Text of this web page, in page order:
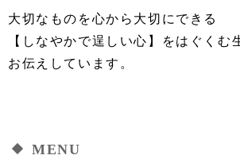
大切なものを心から大切にできる
【しなやかで逞しい心】をはぐくむ
お伝えしています。
MENU